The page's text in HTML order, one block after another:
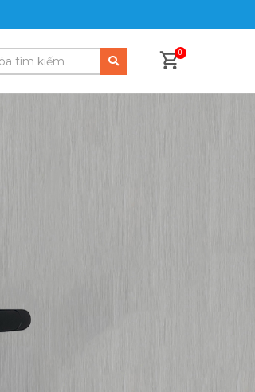
0
khách sạn, với chất liệu thép
khách sạn đáng để bạn lựa chọn.